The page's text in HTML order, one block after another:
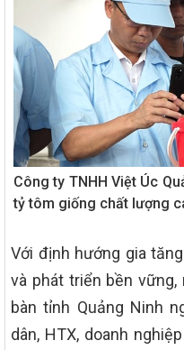
Công ty TNHH Việt Úc
tỷ tôm giống chất lượng
Với định hướng gia
và phát triển bền
bàn tỉnh Quảng Ninh
dân, HTX, doanh